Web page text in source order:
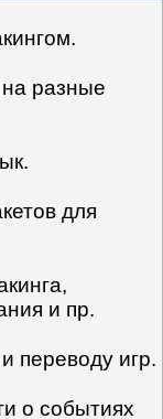
на разные
для
и пр.
переводу игр.
о событиях